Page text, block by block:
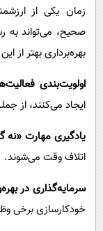
زمان یکی از
صحیح، می‌تواند به
بهره‌برداری بهتر از
اولویت‌بندی
ایجاد می‌کنند، از
یادگیری مهارت «نه
اتلاف وقت می‌شوند.
سرمایه‌گذاری در
خودکارسازی برخی